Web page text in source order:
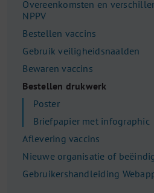
Overeenkomsten en
NPPV
Bestellen vaccins
Gebruik veiligheidsnaalden
Bewaren vaccins
Bestellen drukwerk
Poster
Briefpapier met infographic
Aflevering vaccins
Nieuwe organisatie of
Gebruikershandleiding